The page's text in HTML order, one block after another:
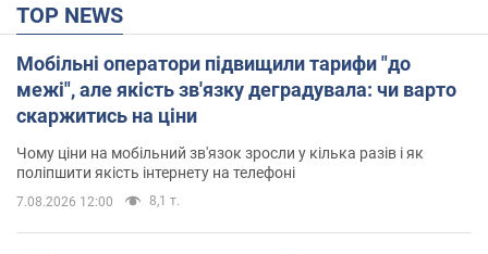
TOP NEWS
Мобільні оператори підвищили тарифи "до
межі", але якість зв'язку деградувала: чи варто
скаржитись на ціни
Чому ціни на мобільний зв'язок зросли у кілька разів і як
поліпшити якість інтернету на телефоні
7.08.2026 12:00 8,1 т.